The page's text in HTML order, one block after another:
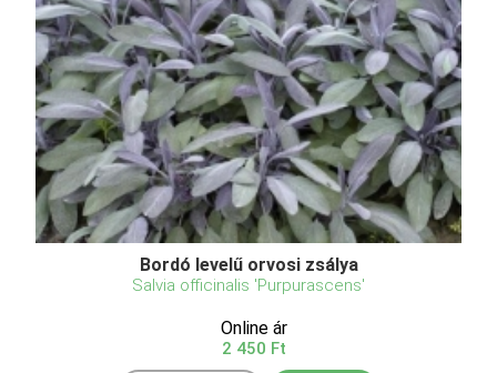
Bordó levelű orvosi zsálya
Salvia officinalis 'Purpurascens'
Online ár
2 450 Ft